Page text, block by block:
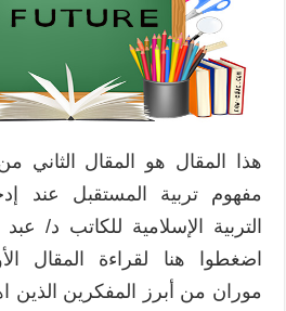
هذا المقال هو المقال
مفهوم تربية المستقبل عند
التربية الإسلامية للكاتب د/
اضغطوا هنا لقراءة المقال
موران من أبرز المفكرين الذين